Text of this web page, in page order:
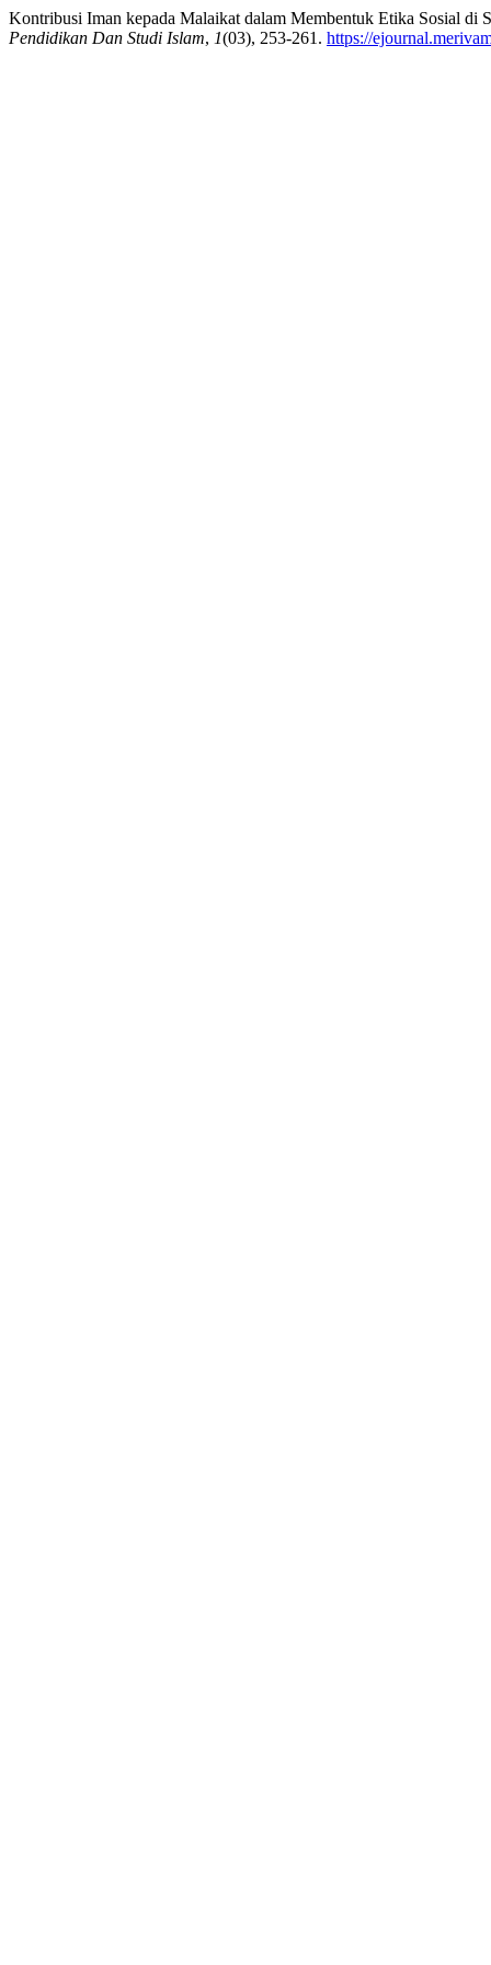
Kontribusi Iman kepada Malaikat dalam Membentuk Etika Sosial
Pendidikan Dan Studi Islam, 1(03), 253-261. https://